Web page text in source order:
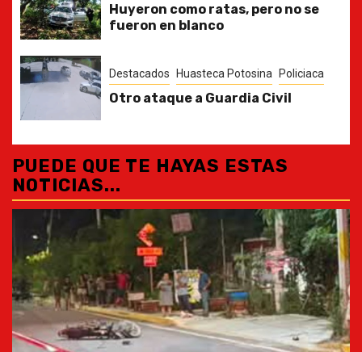
Huyeron como ratas, pero no se
fueron en blanco
Destacados Huasteca Potosina Policiaca
Otro ataque a Guardia Civil
PUEDE QUE TE HAYAS ESTAS
NOTICIAS...